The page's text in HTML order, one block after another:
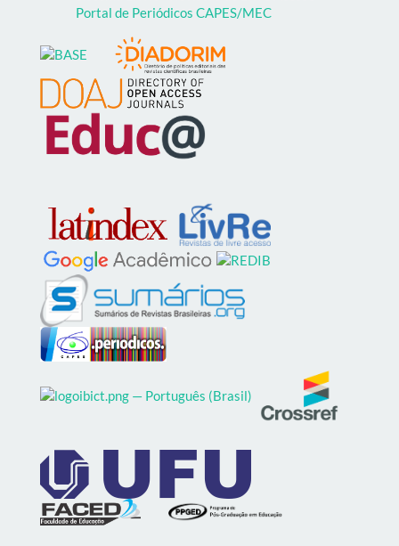
Portal de Periódicos CAPES/MEC